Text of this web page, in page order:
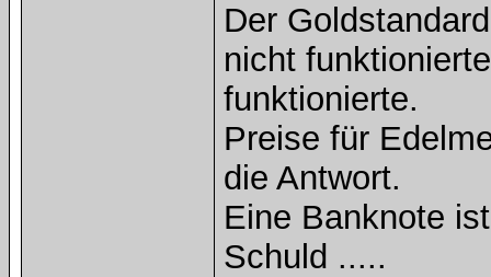
Der
nicht
funktionierte.
Preise für
die Antwort.
Eine Banknote
Schuld .....